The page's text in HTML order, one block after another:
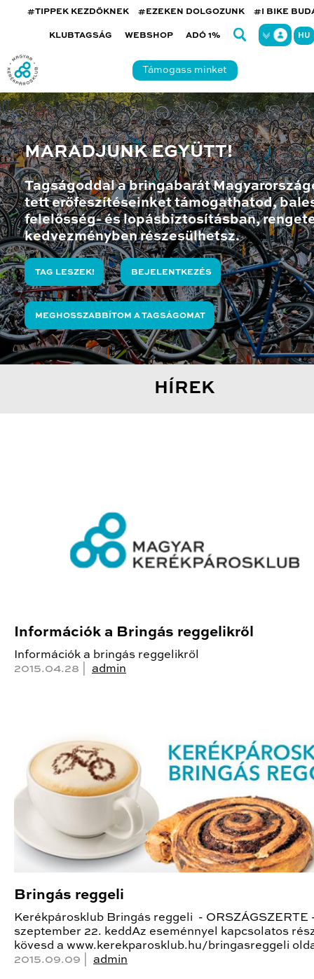
#TIPPEK KEZDŐKNEK #EZEKEN DOLGOZUNK #I BIKE
KLUBTAGSÁG WEBSHOP ADÓ 1% HU
Támogass minket
MARADJUNK EGYÜTT!
Tagságoddal a bringabarát
tett erőfeszítéseinket támogathatod,
felelősség- és lopásbiztosításban,
kedvezményben részesülhetsz.
TAG LESZEK! BEJELENTKEZÉS
MEGHOSSZABBÍTOM A TAGSÁGOMAT
HÍREK
Információk a Bringás reggelikről
Információk a bringás reggelikről
2015.04.28 | admin
Bringás reggeli
Kerékpárosklub Bringás reggeli - ORSZÁGSZERTE
szeptember 22. keddAz eseménnyel kapcsolatos
kövesd a www.kerekparosklub.hu/bringasreggeli
2015.09.09 | admin